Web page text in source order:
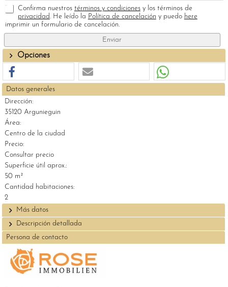
Confirma nuestros términos y condicionesy los términos de
privacidad. He leído la Política de cancelación y puedo here
imprimir un formulario de cancelación.
Opciones
Datos generales
Dirección:
35120 Argunieguin
Área:
Centro de la ciudad
Precio:
Consultar precio
Superficie útil aprox.:
50 m²
Cantidad habitaciones:
2
Más datos
Descripción detallada
Persona de contacto